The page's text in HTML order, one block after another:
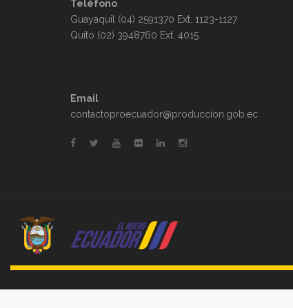
Teléfono
Guayaquil (04) 2591370 Ext. 1123-1127
Quito (02) 3948760 Ext. 4015
Email
contactoproecuador@produccion.gob.ec